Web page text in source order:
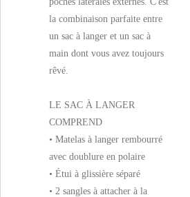
la combinaison parfaite entre
un sac à langer et un sac à
main dont vous avez toujours
rêvé.
LE SAC À LANGER
COMPREND
• Matelas à langer rembourré
avec doublure en polaire
• Étui à glissière séparé
• 2 sangles à attacher à la